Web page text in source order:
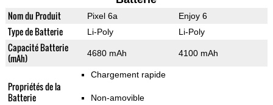
Nom du Produit Pixel 6a Enjoy 6
Type de Batterie Li-Poly Li-Poly
Capacité Batterie
(mAh)
4680 mAh 4100 mAh
Propriétés de la
Batterie
Chargement rapide
Non-amovible